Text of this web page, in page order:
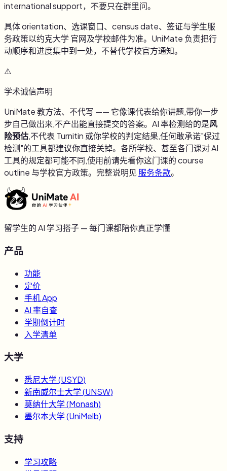
international support，不要只在群里问。
具体 orientation、选课窗口、census date、签证与学生服
务政策以约克大学官网及学校邮件为准。UniMate 负责把行
动顺序和进度集中到一处，不替代学校官方通知。
⚠️
学术诚信声明
UniMate 教方法、不代写 —— 它像课代表给你讲题,带你一步
步自己做出来,不产出能直接提交的答案。AI 率检测给的是风
险预估,不代表 Turnitin 或你学校的判定结果,任何敢承诺"保过
检测"的工具都建议你直接关掉。各所学校、甚至各门课对 AI
工具的规定都可能不同,使用前请先看你这门课的 course
outline 与学校官方政策。完整说明见 服务条款。
留学生的 AI 学习搭子 — 每门课都陪你真正学懂
产品
功能
定价
手机 App
AI 率自查
学期倒计时
入学清单
大学
悉尼大学(USYD)
新南威尔士大学(UNSW)
莫纳什大学(Monash)
墨尔本大学(UniMelb)
支持
学习攻略